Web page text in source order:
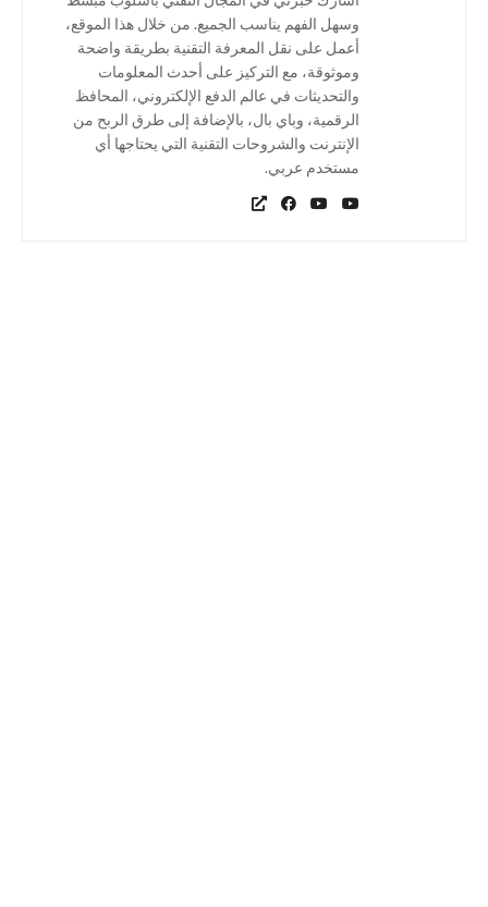
وسهل الفهم يناسب الجميع. من خلال هذا الموقع،
أعمل على نقل المعرفة التقنية بطريقة واضحة
وموثوقة، مع التركيز على أحدث المعلومات
والتحديثات في عالم الدفع الإلكتروني، المحافظ
الرقمية، وباي بال، بالإضافة إلى طرق الربح من
الإنترنت والشروحات التقنية التي يحتاجها أي
مستخدم عربي.